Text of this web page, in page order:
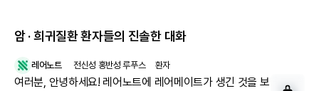
암 · 희귀질환 환자들의 진솔한 대화
레어노트 전신성 홍반성 루푸스 환자
여러분, 안녕하세요! 레어노트에 레어메이트가 생긴 것을 보